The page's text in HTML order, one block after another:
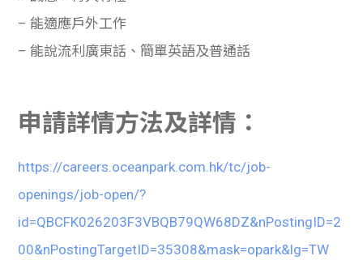
– 能適應戶外工作
– 能說流利廣東話、簡單英語及普通話
申請詳情方法及詳情：
https://careers.oceanpark.com.hk/tc/job-
openings/job-open/?
id=QBCFK026203F3VBQB79QW68DZ&nPostingID=2
00&nPostingTargetID=35308&mask=opark&lg=TW